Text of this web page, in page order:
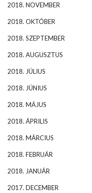
2018. NOVEMBER
2018. OKTÓBER
2018. SZEPTEMBER
2018. AUGUSZTUS
2018. JÚLIUS
2018. JÚNIUS
2018. MÁJUS
2018. ÁPRILIS
2018. MÁRCIUS
2018. FEBRUÁR
2018. JANUÁR
2017. DECEMBER